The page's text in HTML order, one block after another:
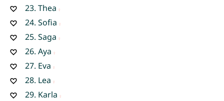
23. Thea
24. Sofia
25. Saga
26. Aya
27. Eva
28. Lea
29. Karla